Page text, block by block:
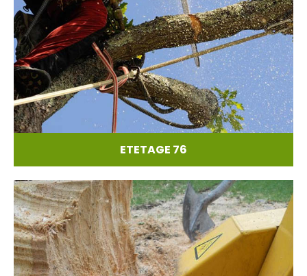
ETETAGE 76